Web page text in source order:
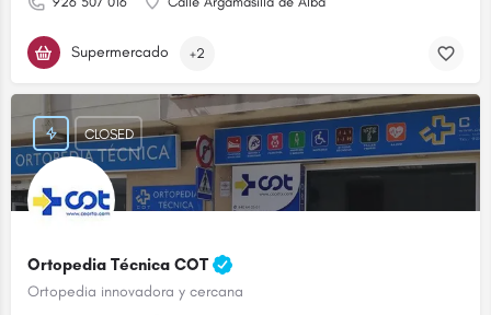
Supermercado +2
Ortopedia Técnica COT
Ortopedia innovadora y cercana
CLOSED